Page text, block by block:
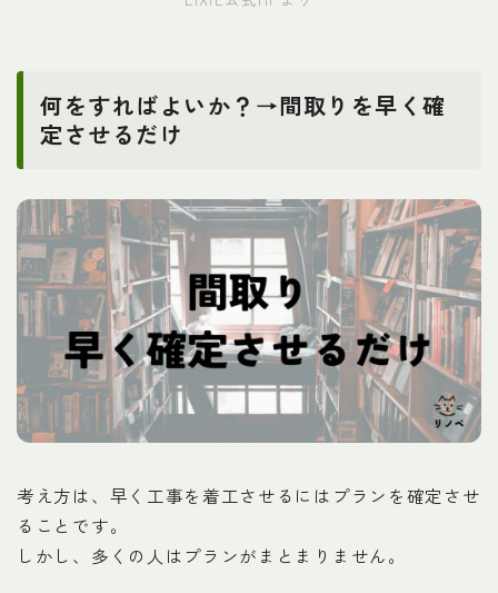
何をすればよいか？→間取りを早く確
定させるだけ
考え方は、早く工事を着工させるにはプランを確定させ
ることです。
しかし、多くの人はプランがまとまりません。